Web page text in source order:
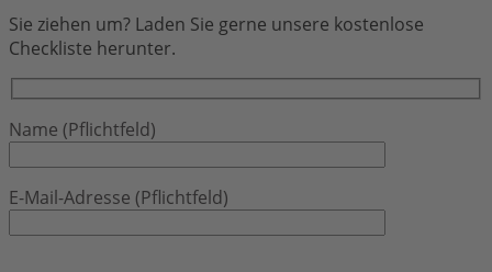
Sie ziehen um? Laden Sie gerne unsere kostenlose
Checkliste herunter.
Name (Pflichtfeld)
E-Mail-Adresse (Pflichtfeld)